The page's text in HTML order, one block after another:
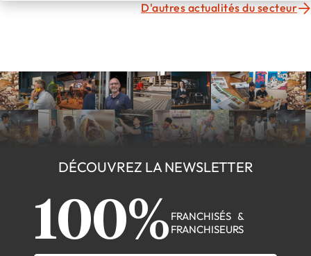
D'autres actualités du secteur
DÉCOUVREZ LA NEWSLETTER
100% FRANCHISÉS &
FRANCHISEURS